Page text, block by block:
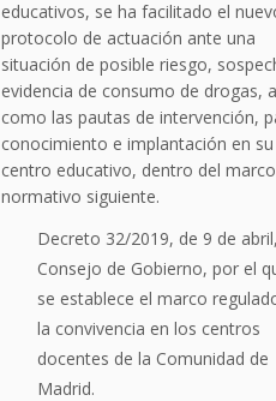
educativos, se ha facilitado el
protocolo de actuación ante una
situación de posible riesgo,
evidencia de consumo de drogas,
como las pautas de intervención,
conocimiento e implantación en su
centro educativo, dentro del marco
normativo siguiente.
Decreto 32/2019, de 9 de
Consejo de Gobierno, por el
se establece el marco
la convivencia en los centros
docentes de la Comunidad de
Madrid.